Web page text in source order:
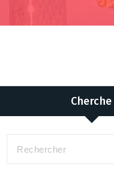
Cherche